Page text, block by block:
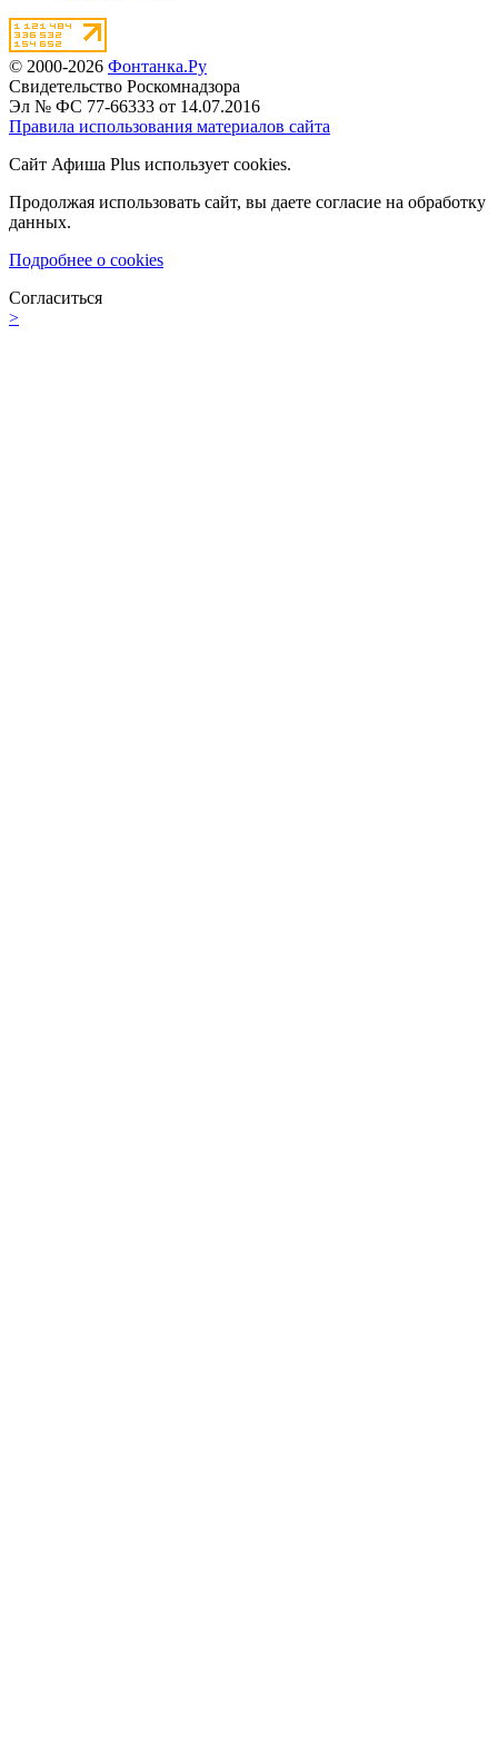
© 2000-2026 Фонтанка.Ру
Свидетельство Роскомнадзора
Эл № ФС 77-66333 от 14.07.2016
Правила использования материалов сайта
Сайт Афиша Plus использует cookies.
Продолжая использовать сайт, вы даете согласие на обработку
данных.
Подробнее о cookies
Согласиться
>